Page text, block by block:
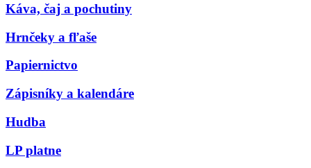
Káva, čaj a pochutiny
Hrnčeky a fľaše
Papiernictvo
Zápisníky a kalendáre
Hudba
LP platne